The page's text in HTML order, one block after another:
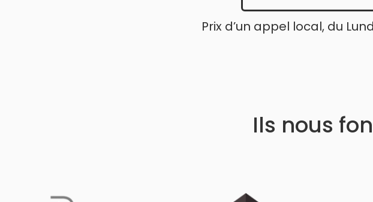
Prix d’un appel local, du
Ils nous